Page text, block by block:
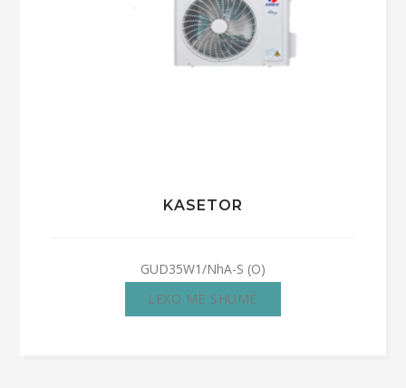
KASETOR
GUD35W1/NhA-S (O)
LEXO MË SHUMË